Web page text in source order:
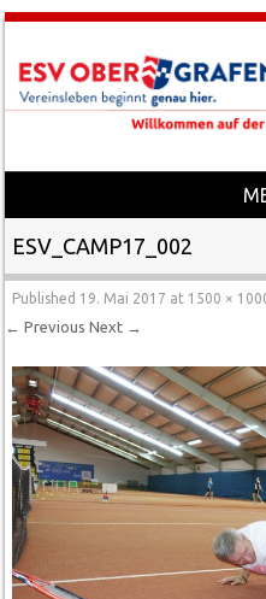
Skip to content
ESV_CAMP17_002
Published 19. Mai 2017 at 1500 ×
← Previous Next →